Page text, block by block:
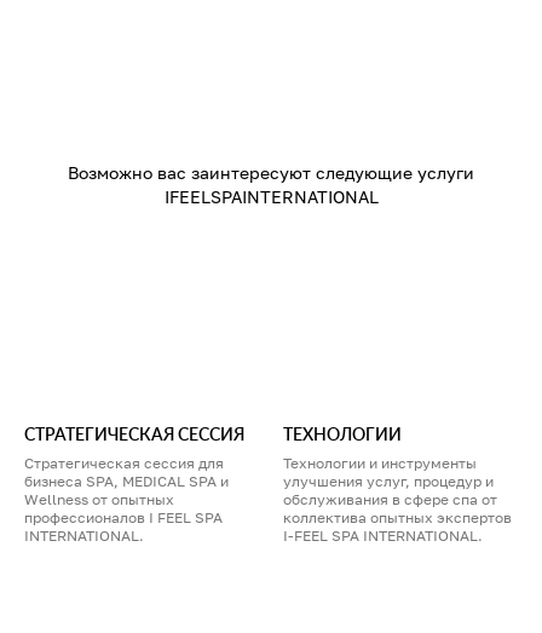
Возможно вас заинтересуют следующие услуги
IFEELSPAINTERNATIONAL
СТРАТЕГИЧЕСКАЯ СЕССИЯ
Стратегическая сессия для
бизнеса SPA, MEDICAL SPA и
Wellness от опытных
профессионалов I FEEL SPA
INTERNATIONAL.
ТЕХНОЛОГИИ
Технологии и инструменты
улучшения услуг, процедур и
обслуживания в сфере спа от
коллектива опытных экспертов
I-FEEL SPA INTERNATIONAL.